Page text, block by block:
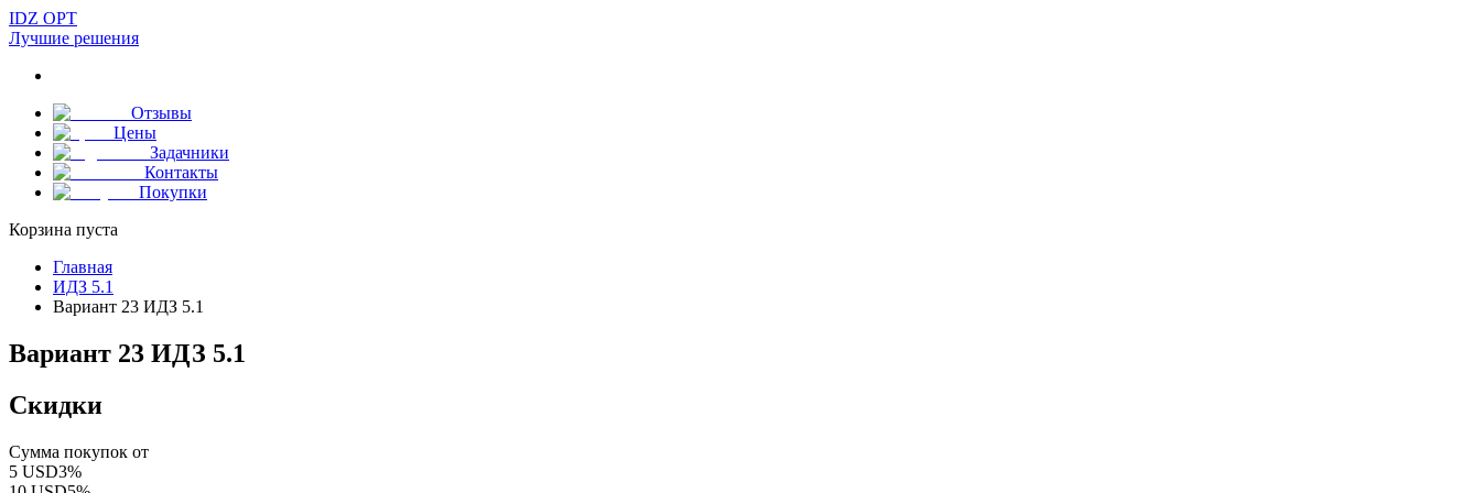
IDZ OPT
Лучшие решения
Отзывы
Цены
Задачники
Контакты
Покупки
Корзина пуста
Главная
ИДЗ 5.1
Вариант 23 ИДЗ 5.1
Вариант 23 ИДЗ 5.1
Скидки
Сумма покупок от
5 USD3%